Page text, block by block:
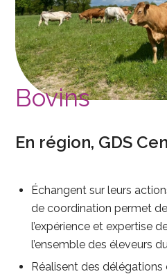
Bovins
En région, GDS
Échangent sur leurs
de coordination permet
l’expérience et expertise
l’ensemble des éleveurs
Réalisent des délégations